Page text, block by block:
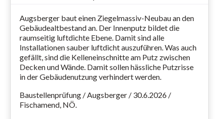
Augsberger baut einen Ziegelmassiv-Neubau an den
Gebäudealtbestand an. Der Innenputz bildet die
raumseitig luftdichte Ebene. Damit sind alle
Installationen sauber luftdicht auszuführen. Was auch
gefällt, sind die Kelleneinschnitte am Putz zwischen
Decken und Wände. Damit sollen hässliche Putzrisse
in der Gebäudenutzung verhindert werden.
Baustellenprüfung / Augsberger / 30.6.2026 /
Fischamend, NÖ.